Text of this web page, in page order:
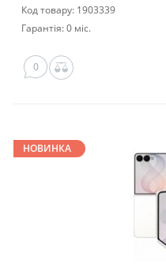
Код товару: 1903339
Гарантія: 0 міс.
0
НОВИНКА